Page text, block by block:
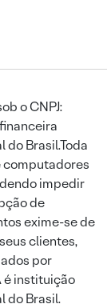
o CNPJ:
Brasil.Toda
computadores
impedir
de
exime-se de
clientes,
por
é instituição
do Brasil.